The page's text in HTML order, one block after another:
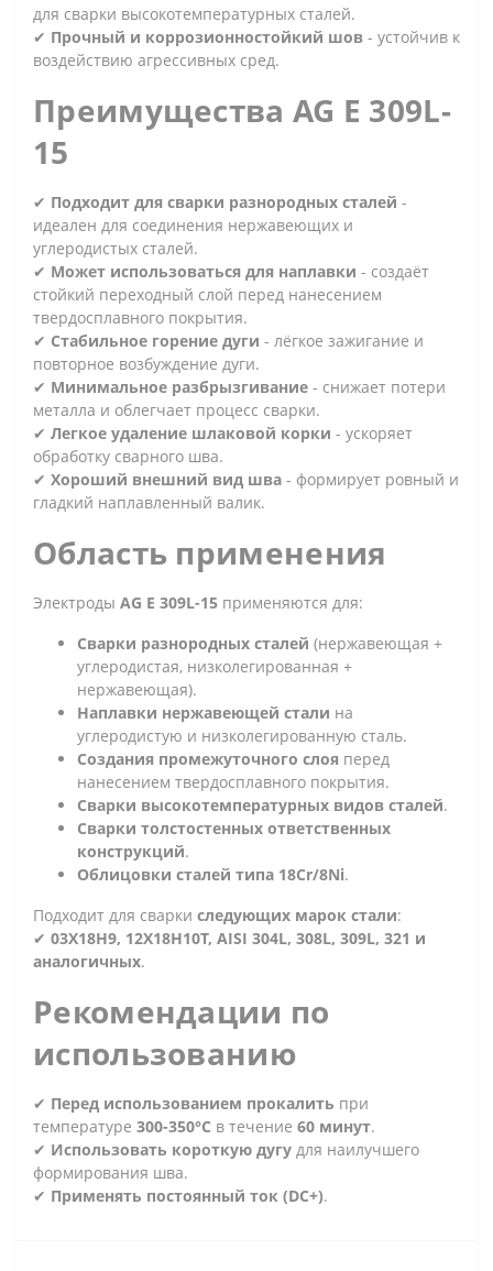
для сварки высокотемпературных сталей.
✔ Прочный и коррозионностойкий шов - устойчив к
воздействию агрессивных сред.
Преимущества AG E 309L-
15
✔ Подходит для сварки разнородных сталей -
идеален для соединения нержавеющих и
углеродистых сталей.
✔ Может использоваться для наплавки - создаёт
стойкий переходный слой перед нанесением
твердосплавного покрытия.
✔ Стабильное горение дуги - лёгкое зажигание и
повторное возбуждение дуги.
✔ Минимальное разбрызгивание - снижает потери
металла и облегчает процесс сварки.
✔ Легкое удаление шлаковой корки - ускоряет
обработку сварного шва.
✔ Хороший внешний вид шва - формирует ровный и
гладкий наплавленный валик.
Область применения
Электроды AG E 309L-15 применяются для:
Сварки разнородных сталей (нержавеющая +
углеродистая, низколегированная +
нержавеющая).
Наплавки нержавеющей стали на
углеродистую и низколегированную сталь.
Создания промежуточного слоя перед
нанесением твердосплавного покрытия.
Сварки высокотемпературных видов сталей.
Сварки толстостенных ответственных
конструкций.
Облицовки сталей типа 18Cr/8Ni.
Подходит для сварки следующих марок стали:
✔ 03Х18H9, 12Х18Н10Т, AISI 304L, 308L, 309L, 321 и
аналогичных.
Рекомендации по
использованию
✔ Перед использованием прокалить при
температуре 300-350°C в течение 60 минут.
✔ Использовать короткую дугу для наилучшего
формирования шва.
✔ Применять постоянный ток (DC+).